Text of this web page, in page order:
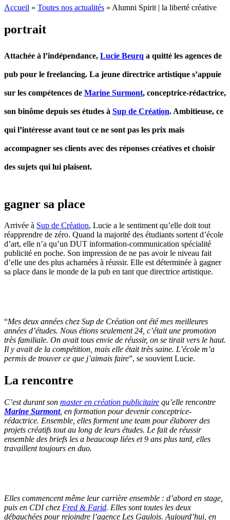
Accueil » Toutes nos actualités » Alumni Spirit | la liberté créative
portrait
Attachée à l’indépendance, Lucie Beurq a quitté les agences de
pub pour le freelancing. La jeune directrice artistique s’appuie
sur les compétences de Marine Surmont, conceptrice-rédactrice,
son binôme depuis ses études à Sup de Création. Ambitieuse, ce
qui l’intéresse avant tout ce ne sont pas les prix mais
accompagner ses clients avec des réponses créatives et choisir
des sujets qui lui plaisent.
gagner sa place
Arrivée à Sup de Création, Lucie a le sentiment qu’elle doit tout
réapprendre de zéro. Quand la majorité des étudiants sortent d’école
d’art, elle n’a qu’un DUT information-communication spécialité
publicité en poche. Son impression de ne pas avoir le niveau fait
d’elle une des plus acharnées à réussir. Elle est déterminée à gagner
sa place dans le monde de la pub en tant que directrice artistique.
“Mes deux années chez Sup de Création ont été mes meilleures
années d’études. Nous étions seulement 24, c’était une promotion
très familiale. On avait tous envie de réussir, on se tirait vers le haut.
Il y avait de la compétition, mais elle était très saine. L’école m’a
permis de trouver ce que j’aimais faire”, se souvient Lucie.
La rencontre
C’est durant son master en création publicitaire qu’elle rencontre
Marine Surmont, en formation pour devenir conceptrice-
rédactrice. Ensemble, elles forment une team pour élaborer des
projets créatifs tout au long de leurs études. Le fait de réussir
ensemble des briefs les a beaucoup liées et 9 ans plus tard, elles
travaillent toujours en duo.
Elles commencent même leur carrière ensemble : d’abord en stage,
puis en CDI chez Fred & Farid. Elles sont toutes les deux
débauchées pour rejoindre l’agence Les Gaulois. Aujourd’hui, en